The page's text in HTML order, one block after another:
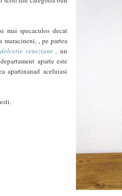
mai specaculos decat
, pe partea
dolcerie veneziane, un
aparte este
apartinanad aceluiasi